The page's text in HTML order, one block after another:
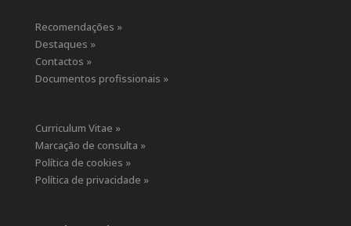
Recomendações »
Destaques »
Contactos »
Documentos profissionais »
Curriculum Vitae »
Marcação de consulta »
Política de cookies »
Política de privacidade »